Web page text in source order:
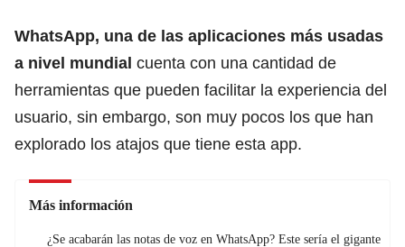
WhatsApp, una de las aplicaciones más usadas
a nivel mundial cuenta con una cantidad de
herramientas que pueden facilitar la experiencia del
usuario, sin embargo, son muy pocos los que han
explorado los atajos que tiene esta app.
Más información
¿Se acabarán las notas de voz en WhatsApp? Este sería el gigante